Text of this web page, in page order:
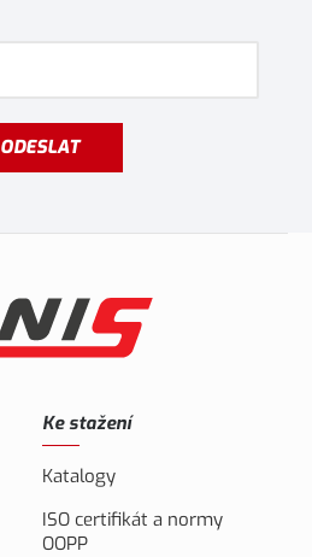
ODESLAT
Ke stažení
Katalogy
ISO certifikát a normy
OOPP